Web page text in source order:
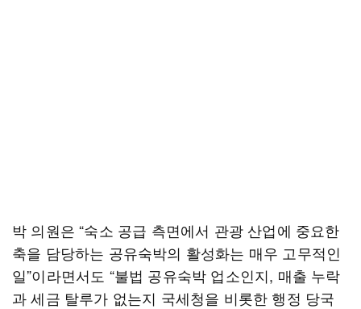
박 의원은 “숙소 공급 측면에서 관광 산업에 중요한
축을 담당하는 공유숙박의 활성화는 매우 고무적인
일”이라면서도 “불법 공유숙박 업소인지, 매출 누락
과 세금 탈루가 없는지 국세청을 비롯한 행정 당국